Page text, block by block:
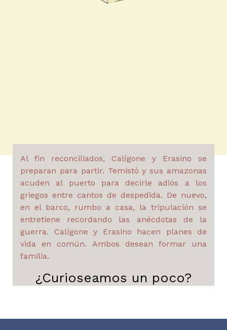
Al fin reconciliados, Calígone y Erasino se
preparan para partir. Temistó y sus amazonas
acuden al puerto para decirle adiós a los
griegos entre cantos de despedida. De nuevo,
en el barco, rumbo a casa, la tripulación se
entretiene recordando las anécdotas de la
guerra. Calígone y Erasino hacen planes de
vida en común. Ambos desean formar una
familia.
¿Curioseamos un poco?